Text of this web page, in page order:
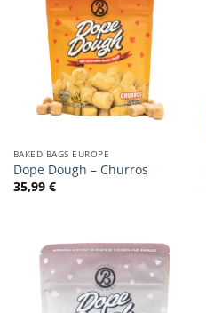
BAKED BAGS EUROPE
Dope Dough – Churros
35,99 €